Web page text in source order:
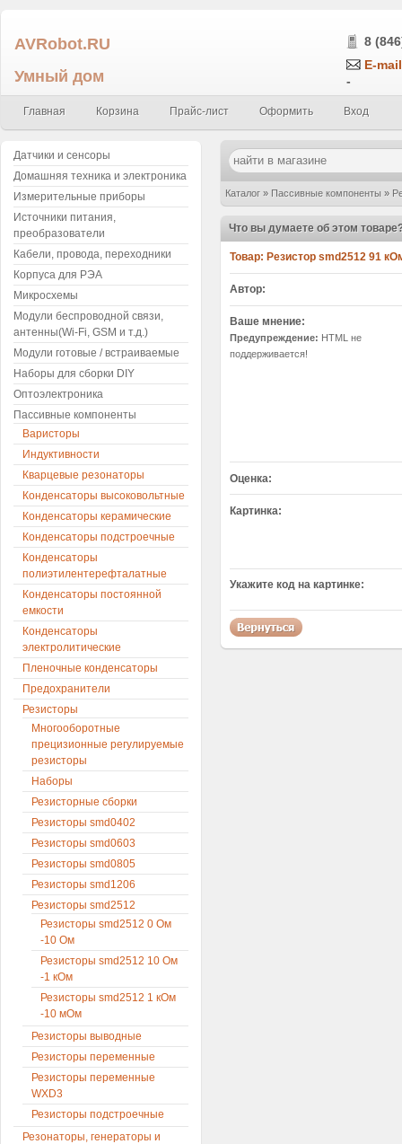
AVRobot.RU
Умный дом
8
E-
-
Главная Корзина Прайс-лист Оформить Вход
Каталог » Пассивные компоненты »
Что вы думаете об этом
Товар:
Автор:
Ваше мнение:
Предупреждение: HTML не
поддерживается!
Оценка:
Картинка:
Укажите код на картинке:
Датчики и сенсоры
Домашняя техника и электроника
Измерительные приборы
Источники питания,
преобразователи
Кабели, провода, переходники
Корпуса для РЭА
Микросхемы
Модули беспроводной связи,
антенны(Wi-Fi, GSM и т.д.)
Модули готовые / встраиваемые
Наборы для сборки DIY
Оптоэлектроника
Пассивные компоненты
Варисторы
Индуктивности
Кварцевые резонаторы
Конденсаторы высоковольтные
Конденсаторы керамические
Конденсаторы подстроечные
Конденсаторы
полиэтилентерефталатные
Конденсаторы постоянной
емкости
Конденсаторы
электролитические
Пленочные конденсаторы
Предохранители
Резисторы
Многооборотные
прецизионные регулируемые
резисторы
Наборы
Резисторные сборки
Резисторы smd0402
Резисторы smd0603
Резисторы smd0805
Резисторы smd1206
Резисторы smd2512
Резисторы smd2512 0 Ом
-10 Ом
Резисторы smd2512 10 Ом
-1 кОм
Резисторы smd2512 1 кОм
-10 мОм
Резисторы выводные
Резисторы переменные
Резисторы переменные
WXD3
Резисторы подстроечные
Резонаторы, генераторы и